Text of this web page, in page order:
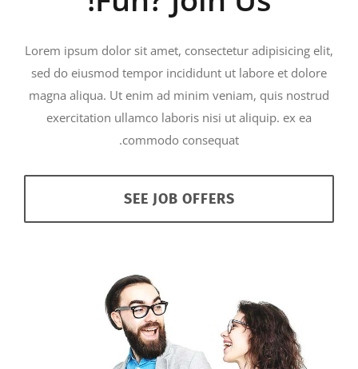
Lorem ipsum dolor sit amet, consectetur adipisicing elit,
sed do eiusmod tempor incididunt ut labore et dolore
magna aliqua. Ut enim ad minim veniam, quis nostrud
exercitation ullamco laboris nisi ut aliquip. ex ea
commodo consequat.
SEE JOB OFFERS